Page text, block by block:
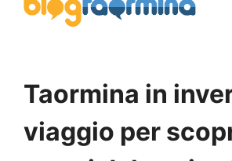
contenuto
Taormina in
viaggio per